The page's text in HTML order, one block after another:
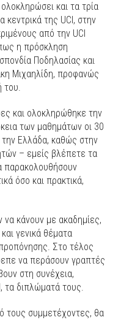
και τα τρία
της UCI, στην
από την UCI
η πρόσκληση
Ποδηλασίας και
Μιχαηλίδη, προφανώς
του.
και ολοκληρώθηκε την
των μαθημάτων οι 30
Ελλάδα, καθώς στην
– εμείς βλέπετε τα
παρακολουθήσουν
όσο και πρακτικά,
κάνουν με ακαδημίες,
γενικά θέματα
Στο τέλος
να περάσουν γραπτές
στη συνέχεια,
τα διπλώματά τους.
τους συμμετέχοντες, θα